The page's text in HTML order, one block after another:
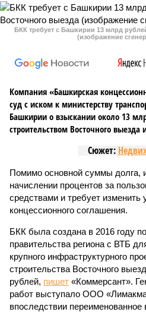
БКК требует с Башкирии 13 млрд
(изображение
Компания «Башкирская
суд с иском к министерству
Башкирии о взыскании около 13
строительством Восточного выезда
Сюжет:
Помимо основной суммы долга,
начислении процентов за
средствами и требует изменить
концессионного соглашения.
БКК была создана в 2016 году
правительства региона с ВТБ
крупного инфраструктурного
строительства Восточного
рублей, пишет «Коммерсант».
работ выступало ООО
впоследствии